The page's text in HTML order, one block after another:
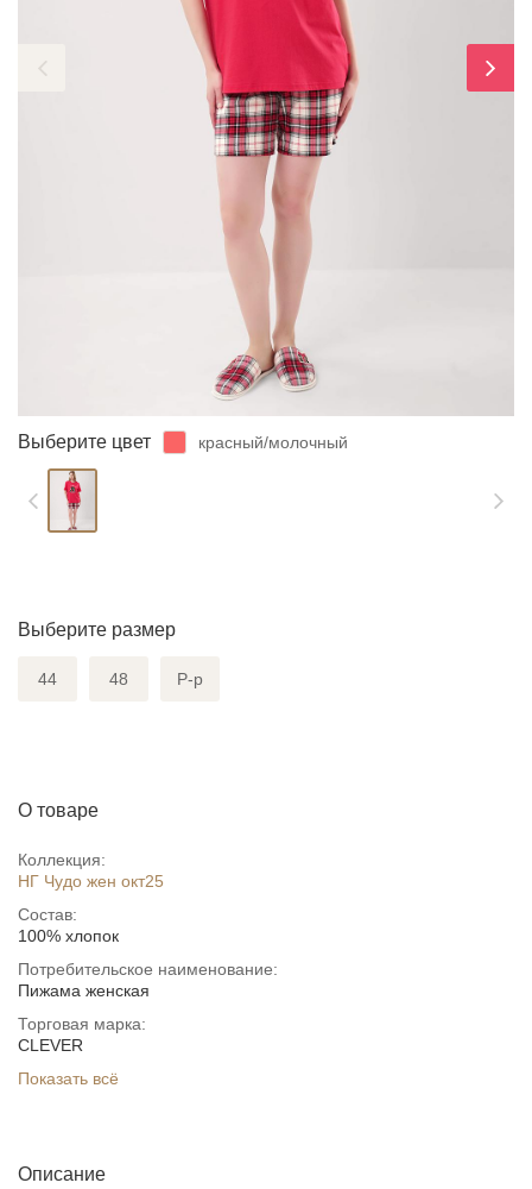
Выберите цвет красный/молочный
Выберите размер
44 48 Р-р
О товаре
Коллекция:
НГ Чудо жен окт25
Состав:
100% хлопок
Потребительское наименование:
Пижама женская
Торговая марка:
CLEVER
Показать всё
Описание